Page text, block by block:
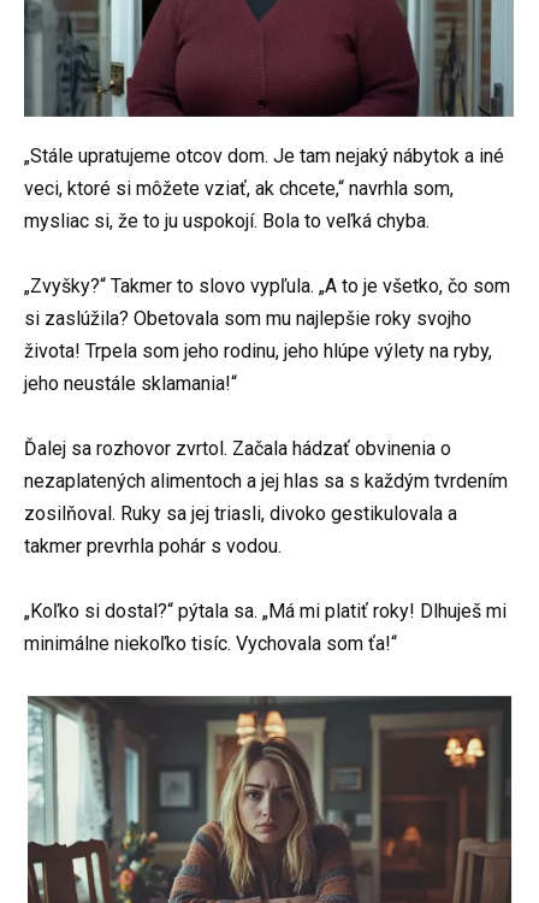
„Stále upratujeme otcov dom. Je tam nejaký nábytok a iné
veci, ktoré si môžete vziať, ak chcete,“ navrhla som,
mysliac si, že to ju uspokojí. Bola to veľká chyba.
„Zvyšky?“ Takmer to slovo vypľula. „A to je všetko, čo som
si zaslúžila? Obetovala som mu najlepšie roky svojho
života! Trpela som jeho rodinu, jeho hlúpe výlety na ryby,
jeho neustále sklamania!“
Ďalej sa rozhovor zvrtol. Začala hádzať obvinenia o
nezaplatených alimentoch a jej hlas sa s každým tvrdením
zosilňoval. Ruky sa jej triasli, divoko gestikulovala a
takmer prevrhla pohár s vodou.
„Koľko si dostal?“ pýtala sa. „Má mi platiť roky! Dlhuješ mi
minimálne niekoľko tisíc. Vychovala som ťa!“